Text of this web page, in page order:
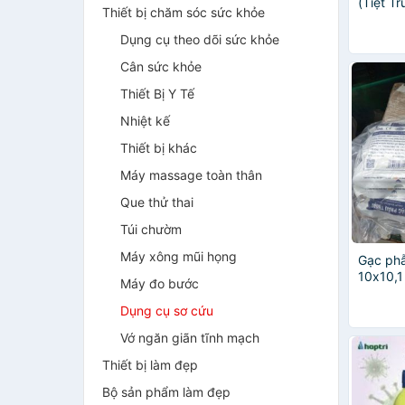
Thiết bị chăm sóc sức khỏe
Dụng cụ theo dõi sức khỏe
Cân sức khỏe
Thiết Bị Y Tế
Nhiệt kế
Thiết bị khác
Máy massage toàn thân
Que thử thai
Túi chườm
Máy xông mũi họng
Máy đo bước
Dụng cụ sơ cứu
Vớ ngăn giãn tĩnh mạch
Thiết bị làm đẹp
Bộ sản phẩm làm đẹp
Vạn
Gạc